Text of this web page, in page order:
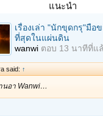
แนะนำ
เรื่องเล่า "นักขุดกรุ"มือ
ที่สุดในแผ่นดิน
wanwi ตอบ 13 นาทีที่แ
said: ↑
นอา Wanwi…